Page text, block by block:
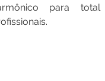
para total